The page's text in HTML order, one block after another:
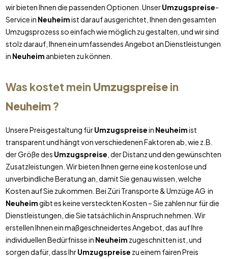
wir bieten Ihnen die passenden Optionen. UnserUmzugspreise-
Service in Neuheimist darauf ausgerichtet, Ihnen den gesamten
Umzugsprozess so einfach wie möglich zu gestalten, und wir sind
stolz darauf, Ihnen ein umfassendes Angebot an Dienstleistungen
in Neuheim anbieten zu können.
Was kostet mein Umzugspreisein
Neuheim?
Unsere Preisgestaltung fürUmzugspreisein Neuheimist
transparent und hängt von verschiedenen Faktoren ab, wie z.B.
der Größe des Umzugspreise , der Distanz und den gewünschten
Zusatzleistungen. Wir bieten Ihnen gerne eine kostenlose und
unverbindliche Beratung an, damit Sie genau wissen, welche
Kosten auf Sie zukommen. Bei Züri Transporte & Umzüge AG in
Neuheimgibt es keine versteckten Kosten – Sie zahlen nur für die
Dienstleistungen, die Sie tatsächlich in Anspruch nehmen. Wir
erstellen Ihnen ein maßgeschneidertes Angebot, das auf Ihre
individuellen Bedürfnisse in Neuheim zugeschnitten ist, und
sorgen dafür, dass IhrUmzugspreise zu einem fairen Preis